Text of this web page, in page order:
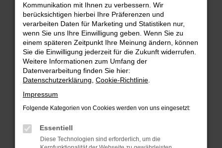
Fehler: Network Error
Beim Laden ist ein Fehler aufgetreten.
Hier sind ein paar Tipps, die dir helfen können:
Überprüfe deine Firewall und deine
Internetverbindung.
Laden andere Webseiten, zum Beispiel deine
Suchmaschine?
Prüfe deine Browsererweiterungen.
Manche Erweiterungen, wie Werbeblocker,
können das Laden bestimmter Seiten
verhindern. Funktioniert die Seite in einem
Kommunikation mit Ihnen zu verbessern. Wir
berücksichtigen hierbei Ihre Präferenzen und
verarbeiten Daten für Marketing und Statistiken nur,
wenn Sie uns Ihre Einwilligung geben. Wenn Sie zu
einem späteren Zeitpunkt Ihre Meinung ändern, können
Sie die Einwilligung jederzeit für die Zukunft widerrufen.
Weitere Informationen zum Umfang der
Datenverarbeitung finden Sie hier:
Datenschutzerklärung Cookie-Richtlinie
Impressum
Folgende Kategorien von Cookies werden von uns eingesetzt:
Essentiell
Diese Technologien sind erforderlich, um die